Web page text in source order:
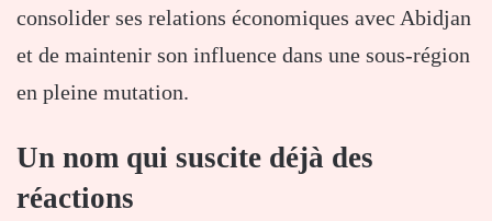
consolider ses relations économiques avec Abidjan
et de maintenir son influence dans une sous-région
en pleine mutation.
Un nom qui suscite déjà des
réactions